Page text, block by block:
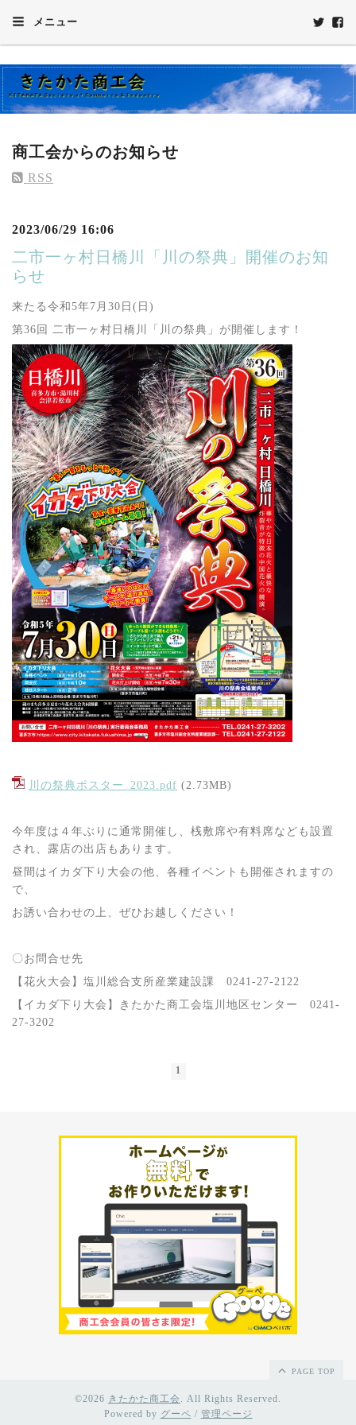
メニュー
商工会からのお知らせ
RSS
2023/06/29 16:06
二市一ヶ村日橋川「川の祭典」開催のお知
らせ
来たる令和5年7月30日(日)
第36回 二市一ヶ村日橋川「川の祭典」が開催します！
川の祭典ポスター_2023.pdf (2.73MB)
今年度は４年ぶりに通常開催し、桟敷席や有料席なども設置
され、露店の出店もあります。
昼間はイカダ下り大会の他、各種イベントも開催されますの
で、
お誘い合わせの上、ぜひお越しください！
〇お問合せ先
【花火大会】塩川総合支所産業建設課 0241-27-2122
【イカダ下り大会】きたかた商工会塩川地区センター 0241-
27-3202
1
PAGE TOP
©2026 きたかた商工会. All Rights Reserved.
Powered by グーペ / 管理ページ